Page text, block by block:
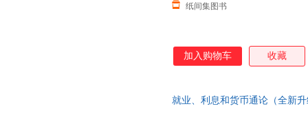
纸间集图书
加入购物车 收藏
就业、利息和货币通论（全新